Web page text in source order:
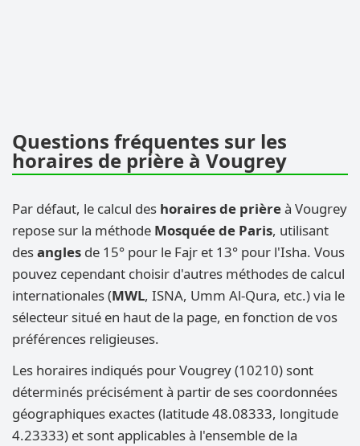
Questions fréquentes sur les
horaires de prière à Vougrey
Par défaut, le calcul des horaires de prièreà Vougrey
repose sur la méthode Mosquée de Paris, utilisant
desangles de 15° pour le Fajr et 13° pour l'Isha. Vous
pouvez cependant choisir d'autres méthodes de calcul
internationales (MWL, ISNA, Umm Al-Qura, etc.) via le
sélecteur situé en haut de la page, en fonction de vos
préférences religieuses.
Les horaires indiqués pour Vougrey (10210) sont
déterminés précisément à partir de ses coordonnées
géographiques exactes (latitude 48.08333, longitude
4.23333) et sont applicables à l'ensemble de la